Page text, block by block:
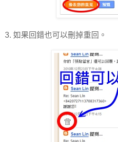
3. 如果回錯也可以刪掉重回。